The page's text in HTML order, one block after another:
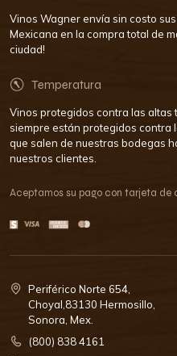
Vinos Wagner envía sin costo
Mexicana en la compra total de
ciudad!
Temperatura
Vinos protegidos contra las altas
siempre están protegidos contra
que salen de nuestras bodegas
nuestros clientes.
Aceptamos su pago con tarjeta de
Periférico Norte 654,
Choyal,83130 Hermosillo,
Sonora, Mex.
(800) 838 4161